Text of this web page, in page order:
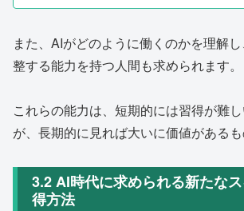
また、AIがどのように働くのかを理解
整する能力を持つ人間も求められます。
これらの能力は、短期的には習得が難
が、長期的に見れば大いに価値があるも
3.2 AI時代に求められる新たな
得方法